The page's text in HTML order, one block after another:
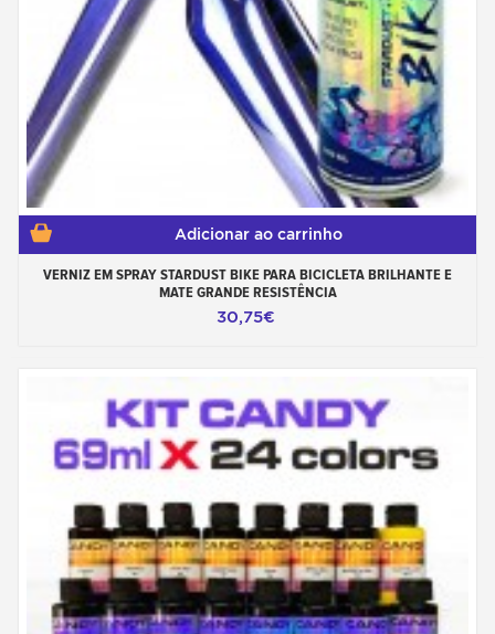
Adicionar ao carrinho
VERNIZ EM SPRAY STARDUST BIKE PARA BICICLETA BRILHANTE E
MATE GRANDE RESISTÊNCIA
30,75€